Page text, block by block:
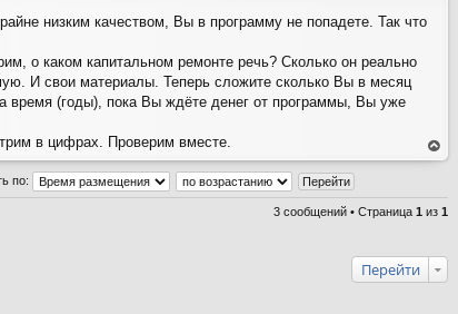
низким качеством, Вы в программу не попадете. Так что
о каком капитальном ремонте речь? Сколько он реально
И свои материалы. Теперь сложите сколько Вы в месяц
время (годы), пока Вы ждёте денег от программы, Вы уже
в цифрах. Проверим вместе.
ве
по:
3 сообщений • Страница 1 из 1
Перейти